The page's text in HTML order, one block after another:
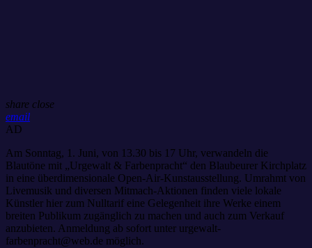
share close
email
AD
Am Sonntag, 1. Juni, von 13.30 bis 17 Uhr, verwandeln die
Blautöne mit „Urgewalt & Farbenpracht“ den Blaubeurer Kirchplatz
in eine überdimensionale Open-Air-Kunstausstellung. Umrahmt von
Livemusik und diversen Mitmach-Aktionen finden viele lokale
Künstler hier zum Nulltarif eine Gelegenheit ihre Werke einem
breiten Publikum zugänglich zu machen und auch zum Verkauf
anzubieten. Anmeldung ab sofort unter urgewalt-
farbenpracht@web.de möglich.